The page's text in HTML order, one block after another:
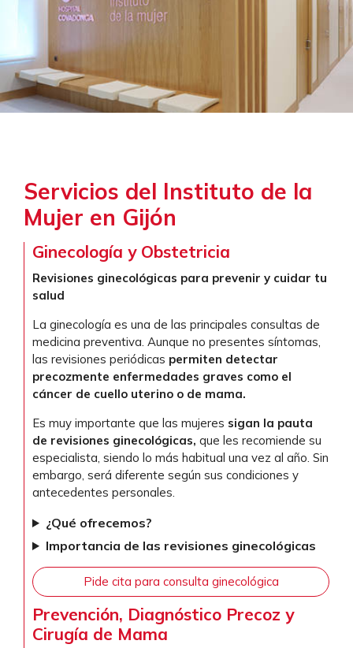
Servicios del Instituto de la
Mujer en Gijón
Ginecología y Obstetricia
Revisiones ginecológicas para prevenir y cuidar tu
salud
La ginecología es una de las principales consultas de
medicina preventiva. Aunque no presentes síntomas,
las revisiones periódicas permiten detectar
precozmente enfermedades graves como el
cáncer de cuello uterino o de mama.
Es muy importante que las mujeres sigan la pauta
de revisiones ginecológicas, que les recomiende su
especialista, siendo lo más habitual una vez al año. Sin
embargo, será diferente según sus condiciones y
antecedentes personales.
¿Qué ofrecemos?
Importancia de las revisiones ginecológicas
Pide cita para consulta ginecológica
Prevención, Diagnóstico Precoz y
Cirugía de Mama